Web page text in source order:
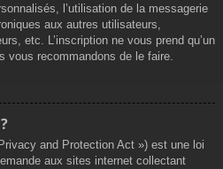
l’utilisation de la messagerie
aux autres utilisateurs,
etc. L’inscription ne vous prend qu’un
vous recommandons de le faire.
and Protection Act ») est une loi
aux sites internet collectant